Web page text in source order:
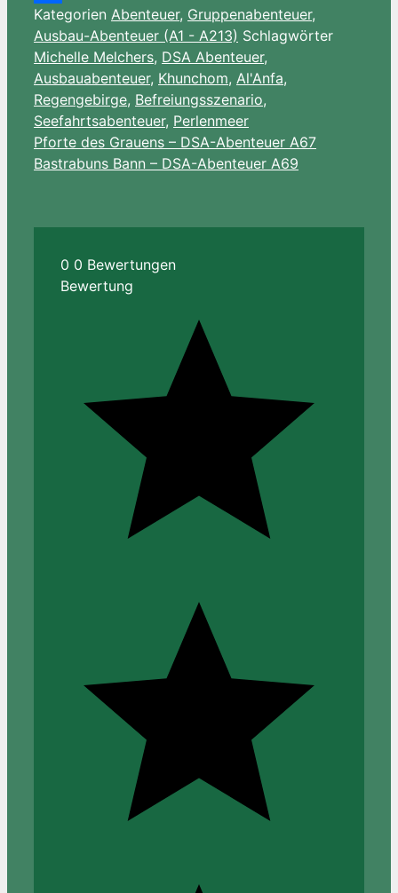
Wish
List
Teilen
Kategorien Abenteuer, Gruppenabenteuer,
Ausbau-Abenteuer (A1 - A213) Schlagwörter
Michelle Melchers, DSA Abenteuer,
Ausbauabenteuer, Khunchom, Al'Anfa,
Regengebirge, Befreiungsszenario,
Seefahrtsabenteuer, Perlenmeer
Pforte des Grauens – DSA-Abenteuer A67
Bastrabuns Bann – DSA-Abenteuer A69
0 0 Bewertungen
Bewertung